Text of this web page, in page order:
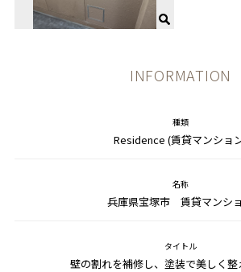
INFORMATION
種類
Residence (賃貸マンショ
名称
兵庫県宝塚市 賃貸マンシ
タイトル
壁の割れを補修し、塗装で美しく整